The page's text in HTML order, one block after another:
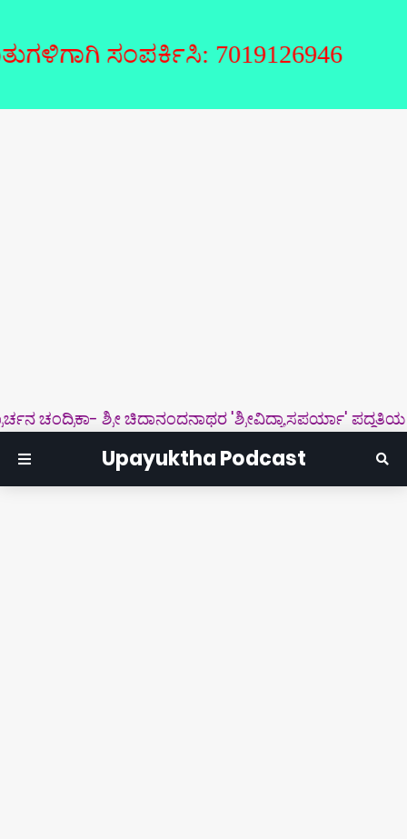
ಸಂಪರ್ಕಿಸಿ: 7019126946
ಚಂದ್ರಿಕಾ- ಶ್ರೀ ಚಿದಾನಂದನಾಥರ 'ಶ್ರೀವಿದ್ಯಾಸಪರ್ಯಾ' ಪದ್ಧತಿಯ
Upayuktha Podcast